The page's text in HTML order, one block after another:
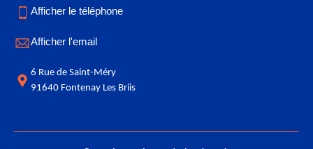
Afficher le téléphone
Afficher l'email
6 Rue de Saint-Méry
91640 Fontenay Les Briis